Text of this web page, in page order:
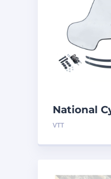
National
brise VTT
VTT